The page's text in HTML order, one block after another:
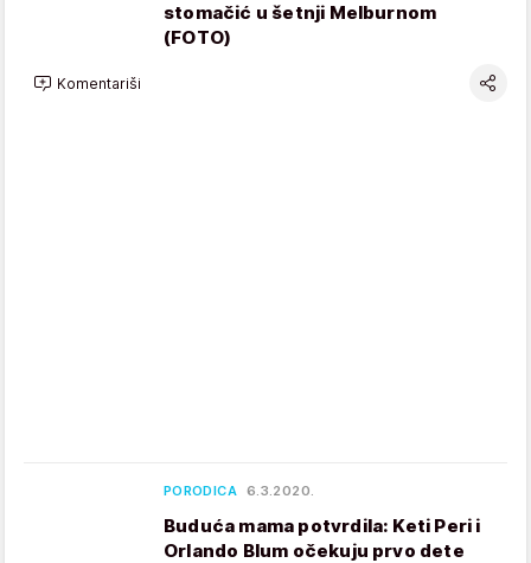
stomačić u šetnji Melburnom
(FOTO)
Komentariši
PORODICA 6.3.2020.
Buduća mama potvrdila: Keti Peri i
Orlando Blum očekuju prvo dete